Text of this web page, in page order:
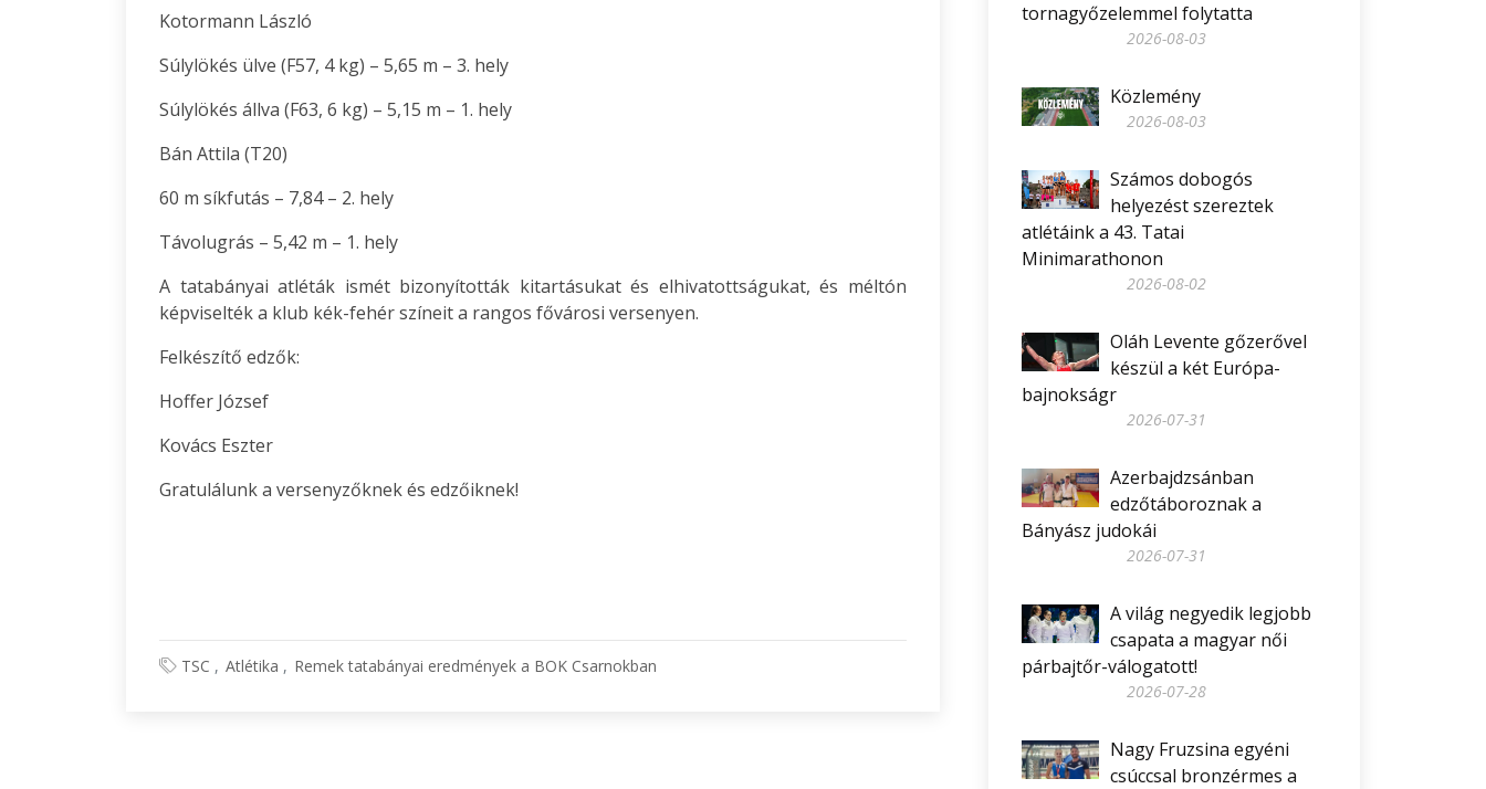
Kotormann László
Súlylökés ülve (F57, 4 kg) – 5,65 m – 3. hely
Súlylökés állva (F63, 6 kg) – 5,15 m – 1. hely
Bán Attila (T20)
60 m síkfutás – 7,84 – 2. hely
Távolugrás – 5,42 m – 1. hely
A tatabányai atléták ismét bizonyították kitartásukat és elhivatottságukat, és méltón
képviselték a klub kék-fehér színeit a rangos fővárosi versenyen.
Felkészítő edzők:
Hoffer József
Kovács Eszter
Gratulálunk a versenyzőknek és edzőiknek!
TSC Atlétika Remek tatabányai eredmények a BOK Csarnokban
tornagyőzelemmel folytatta
2026-08-03
Közlemény
2026-08-03
Számos dobogós
helyezést szereztek
atlétáink a 43. Tatai
Minimarathonon
2026-08-02
Oláh Levente gőzerővel
készül a két Európa-
bajnokságr
2026-07-31
Azerbajdzsánban
edzőtáboroznak a
Bányász judokái
2026-07-31
A világ negyedik legjobb
csapata a magyar női
párbajtőr-válogatott!
2026-07-28
Nagy Fruzsina egyéni
csúccsal bronzérmes a